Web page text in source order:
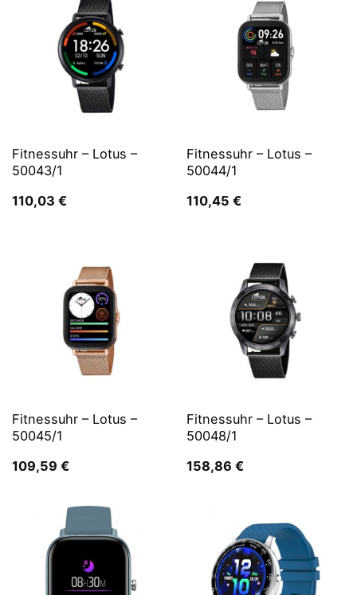
Fitnessuhr – Lotus –
50043/1
110,03 €
Fitnessuhr – Lotus –
50044/1
110,45 €
Fitnessuhr – Lotus –
50045/1
109,59 €
Fitnessuhr – Lotus –
50048/1
158,86 €